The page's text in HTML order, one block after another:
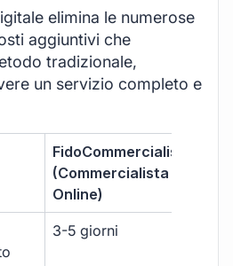
elimina le numerose
aggiuntivi che
tradizionale,
un servizio completo e
FidoCommercialista
(Commercialista
Online)
3-5 giorni